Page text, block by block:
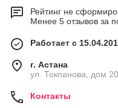
Рейтинг не
Менее 5 отзывов за
Работает с
г. Астана
ул. Токпанова, дом
Контакты